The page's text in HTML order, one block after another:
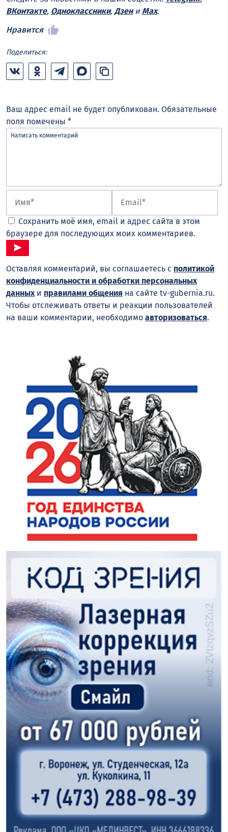
ВКонтакте, Одноклассники, Дзени Max.
Нравится
Поделиться:
Ваш адрес email не будет опубликован. Обязательные
поля помечены *
Сохранить моё имя, email и адрес сайта в этом
браузере для последующих моих комментариев.
Оставляя комментарий, вы соглашаетесь с политикой
конфиденциальности и обработки персональных
данных и правилами общения на сайте tv-gubernia.ru.
Чтобы отслеживать ответы и реакции пользователей
на ваши комментарии, необходимо авторизоваться.